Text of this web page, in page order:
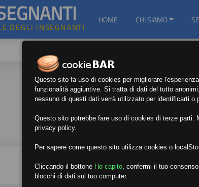
DEGLI INSEGNANTI
HOME CHI SIAMO
Questo sito fa uso di cookies per migliorare
funzionalità aggiuntive. Si tratta di dati del tutto
nessuno di questi dati verrà utilizzato per identificarti o
Questo sito potrebbe fare uso di cookies di terze parti.
privacy policy.
Per sapere come questo sito utilizza cookies o
Cliccando il bottone Ho capito confermi il tuo
blocchi di dati sul tuo computer.